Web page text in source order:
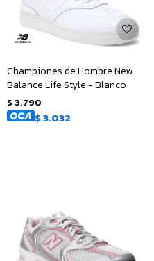
Championes de Hombre New
Balance Life Style - Blanco
$ 3.790
$3.032